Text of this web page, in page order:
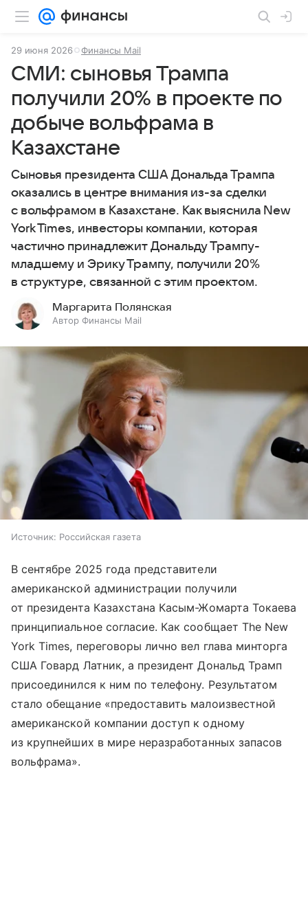
29 июня 2026 Финансы Mail
СМИ: сыновья Трампа
получили 20% в проекте по
добыче вольфрама в
Казахстане
Сыновья президента США Дональда Трампа
оказались в центре внимания из-за сделки
с вольфрамом в Казахстане. Как выяснила New
York Times, инвесторы компании, которая
частично принадлежит Дональду Трампу-
младшему и Эрику Трампу, получили 20%
в структуре, связанной с этим проектом.
Маргарита Полянская
Автор Финансы Mail
Источник: Российская газета
В сентябре 2025 года представители
американской администрации получили
от президента Казахстана Касым-Жомарта Токаева
принципиальное согласие. Как сообщает The New
York Times, переговоры лично вел глава минторга
США Говард Латник, а президент Дональд Трамп
присоединился к ним по телефону. Результатом
стало обещание «предоставить малоизвестной
американской компании доступ к одному
из крупнейших в мире неразработанных запасов
вольфрама».